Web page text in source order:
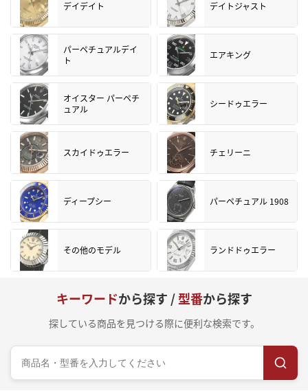
デイデイト デイトジャスト
パーペチュアルデイ
ト
エアキング
オイスター パーペチ
ュアル
シードゥエラー
スカイドゥエラー チェリーニ
ディープシー パーペチュアル 1908
その他のモデル ランドドゥエラー
キーワードから探す /型番から探す
探している商品を見つける際に便利な検索です。